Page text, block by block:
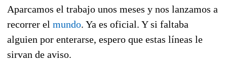
Aparcamos el trabajo unos meses y nos lanzamos a
recorrer el mundo. Ya es oficial. Y si faltaba
alguien por enterarse, espero que estas líneas le
sirvan de aviso.